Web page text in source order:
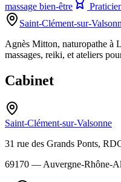
massage bien-être
Saint-Clément-sur-
Agnès Mitton, naturopathe à
massages, reiki, et ateliers
Cabinet
Saint-Clément-sur-Valsonne
31 rue des Grands Ponts,
69170 — Auvergne-Rhône-